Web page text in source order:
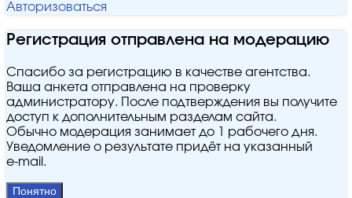
Авторизоваться
Регистрация отправлена на модерацию
Спасибо за регистрацию в качестве агентства.
Ваша анкета отправлена на проверку
администратору. После подтверждения вы получите
доступ к дополнительным разделам сайта.
Обычно модерация занимает до 1 рабочего дня.
Уведомление о результате придёт на указанный
e‑mail.
Понятно